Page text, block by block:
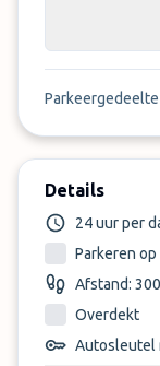
Parkeergedeelte
Details
24 uur per
Parkeren
Afstand:
Overdekt
Autosleutel